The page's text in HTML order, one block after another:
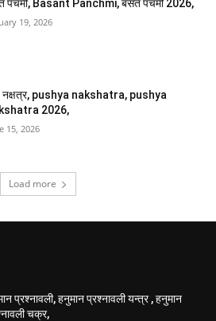
पंचमी, Basant Panchmi, बसंत पंचमी 2026,
19, 2026
नक्षत्र, pushya nakshatra, pushya
2026,
15, 2026
Load more
प्रश्नावली, हनुमान प्रश्नावली यन्त्र , हनुमान
चक्र,